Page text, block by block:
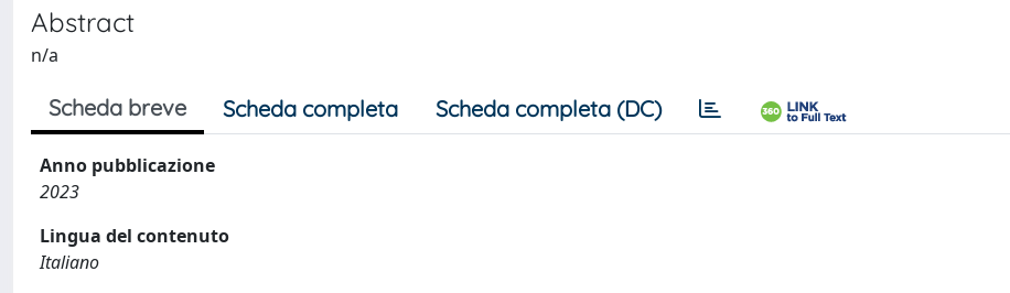
Abstract
n/a
Scheda breve Scheda completa Scheda completa (DC)
Anno pubblicazione
2023
Lingua del contenuto
Italiano